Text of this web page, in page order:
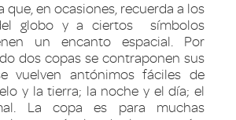
que, en ocasiones, recuerda a los
globo y a ciertos símbolos
un encanto espacial. Por
dos copas se contraponen sus
vuelven antónimos fáciles de
y la tierra; la noche y el día; el
La copa es para muchas